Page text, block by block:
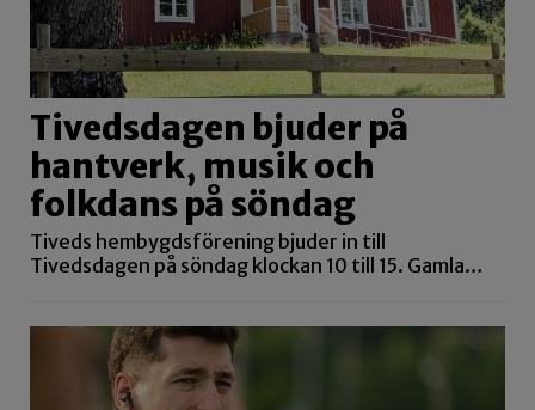
Tivedsdagen bjuder på
hantverk, musik och
folkdans på söndag
Tiveds hembygdsförening bjuder in till
Tivedsdagen på söndag klockan 10 till 15. Gamla…